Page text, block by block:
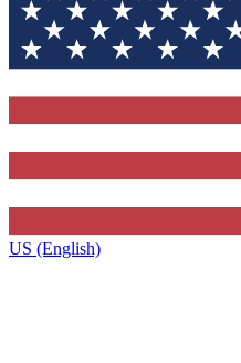
US (English)